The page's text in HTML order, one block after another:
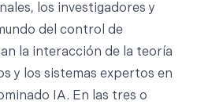
los investigadores y
del control de
la interacción de la teoría
y los sistemas expertos en
IA. En las tres o